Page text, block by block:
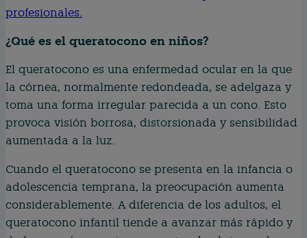
profesionales.
¿Qué es el queratocono en niños?
El queratocono es una enfermedad ocular en la que
la córnea, normalmente redondeada, se adelgaza y
toma una forma irregular parecida a un cono. Esto
provoca visión borrosa, distorsionada y sensibilidad
aumentada a la luz.
Cuando el queratocono se presenta en la infancia o
adolescencia temprana, la preocupación aumenta
considerablemente. A diferencia de los adultos, el
queratocono infantil tiende a avanzar más rápido y